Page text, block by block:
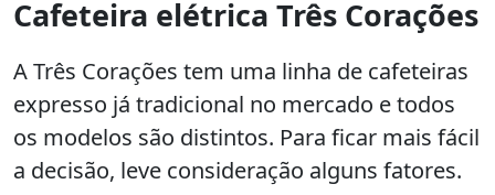
Cafeteira elétrica Três Corações
A Três Corações tem uma linha de cafeteiras
expresso já tradicional no mercado e todos
os modelos são distintos. Para ficar mais fácil
a decisão, leve consideração alguns fatores.